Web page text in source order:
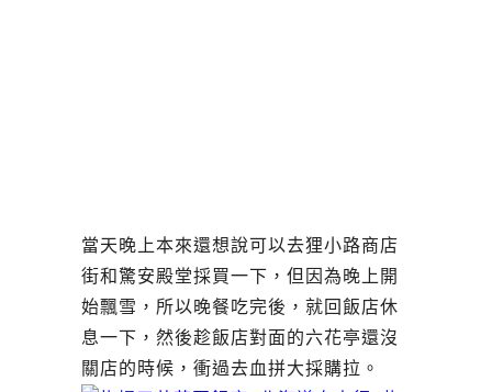
當天晚上本來還想說可以去狸小路商店
街和驚安殿堂採買一下，但因為晚上開
始飄雪，所以晚餐吃完後，就回飯店休
息一下，然後趁飯店對面的六花亭還沒
關店的時候，衝過去血拼大採購拉。